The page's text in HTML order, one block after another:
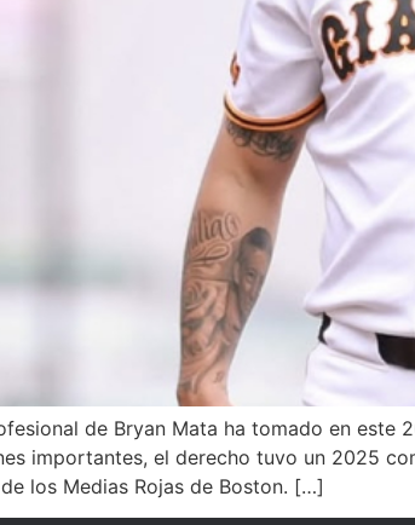
de Bryan Mata ha tomado en este
importantes, el derecho tuvo un 2025
los Medias Rojas de Boston. […]